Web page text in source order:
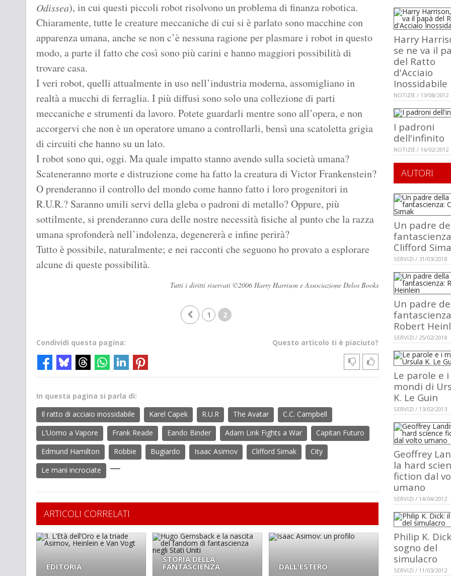
Odissea), in cui questi piccoli robot risolvono un problema di finanza robotica.
Chiaramente, tutte le creature meccaniche di cui si è parlato sono macchine con
apparenza umana, anche se non c’è nessuna ragione per plasmare i robot in questo
modo, a parte il fatto che così sono più carini e hanno maggiori possibilità di
trovare casa.
I veri robot, quelli attualmente in uso nell’industria moderna, assomigliano in
realtà a mucchi di ferraglia. I più diffusi sono solo una collezione di parti
meccaniche e strumenti da lavoro. Potete guardarli mentre sono all’opera, e non
accorgervi che non è un operatore umano a controllarli, bensì una scatoletta grigia
di circuiti che hanno su un lato.
I robot sono qui, oggi. Ma quale impatto stanno avendo sulla società umana?
Scateneranno morte e distruzione come ha fatto la creatura di Victor Frankenstein?
O prenderanno il controllo del mondo come hanno fatto i loro progenitori in
R.U.R.? Saranno umili servi della gleba o padroni di metallo? Oppure, più
sottilmente, si prenderanno cura delle nostre necessità fisiche al punto che la razza
umana sprofonderà nell’indolenza, degenererà e infine perirà?
Tutto è possibile, naturalmente; e nei racconti che seguono ho provato a esplorare
alcune di queste possibilità.
Tutti i diritti riservati ©2006 Harry Harrison e Associazione Delos Books
1 2
Questo articolo ti è piaciuto?
Condividi questa pagina:
In questa pagina si parla di:
Il ratto di acciaio inossidabile
Karel Capek R.U.R The Avatar
C.C. Campbell
L’Uomo a Vapore
Frank Reade Eando Binder Adam Link Fights a War
Capitan Futuro
Edmund Hamilton
Robbie Bugiardo Isaac Asimov Clifford Simak
City
Le mani incrociate
ARTICOLI CORRELATI
EDITORIA
STORIA DELLA
FANTASCIENZA DALL'ESTERO
Harry
se ne va il
del Ratto
d'Acciaio
Inossidabile
NOTIZIE / 13/08/2012
I padroni
dell'infinito
NOTIZIE / 16/02/2012
AUTORI
Un padre
Clifford
SERVIZI / 31/03/2018
Un padre
Robert
SERVIZI / 25/02/2018
Le parole e i
mondi di
K. Le Guin
SERVIZI / 13/02/2013
Geoffrey
la hard
fiction dal
umano
SERVIZI / 14/04/2012
Philip K.
sogno del
simulacro
SERVIZI / 11/03/2012